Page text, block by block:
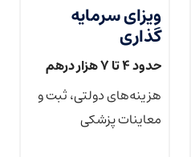
ویزای سرمایه
گذاری
حدود ۴ تا ۷ هزار درهم
هزینه‌های دولتی، ثبت و
معاینات پزشکی